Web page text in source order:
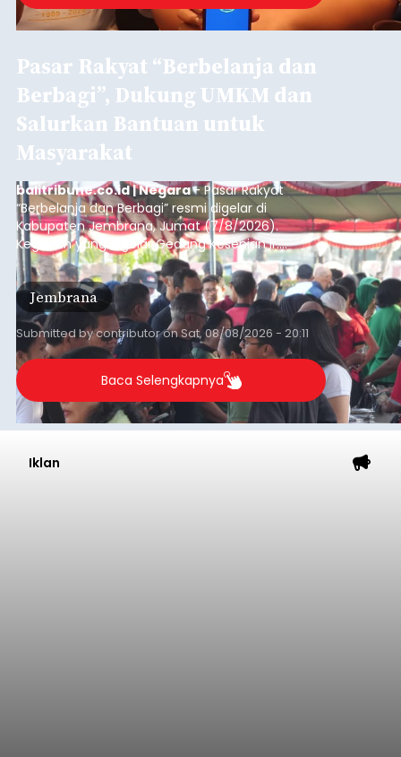
Pasar Rakyat “Berbelanja dan
Berbagi”, Dukung UMKM dan
Salurkan Bantuan untuk
Masyarakat
balitribune.co.id | Negara- Pasar Rakyat
“Berbelanja dan Berbagi” resmi digelar di
Kabupaten Jembrana, Jumat (7/8/2026).
Kegiatan yang digelar Gedung Kesenian Ir.
Soekarno ini memadukan pemberdayaan
ekonomi masyarakat dengan aksi sosial tersebut
mendapat antusiasme tinggi dan mencatat nilai
transaksi mencapai Rp672.733.200.
Jembrana
Submitted bycontributoronSat, 08/08/2026 - 20:11
Baca Selengkapnya
Iklan